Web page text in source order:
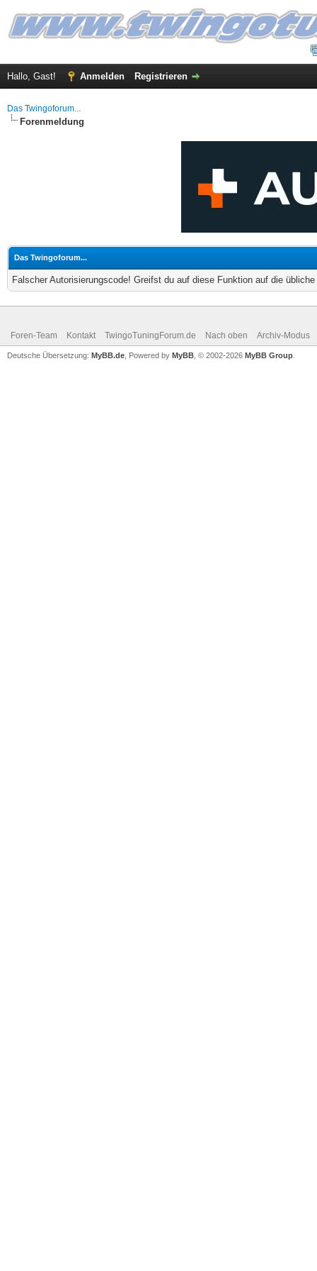
Hallo, Gast! Anmelden Registrieren
Das Twingoforum...
Forenmeldung
Das Twingoforum...
Falscher Autorisierungscode! Greifst du auf diese Funktion auf die
Foren-Team Kontakt TwingoTuningForum.de Nach oben Archiv-Modus
Deutsche Übersetzung: MyBB.de , Powered by MyBB , © 2002-2026 MyBB Group